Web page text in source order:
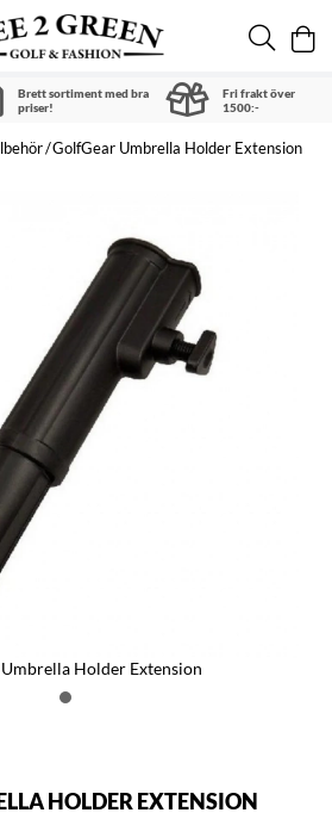
Brett sortiment med bra
priser!
Fri frakt över
1500:-
GolfGear Umbrella Holder Extension
Holder Extension
HOLDER EXTENSION